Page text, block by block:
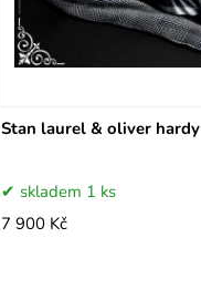
Stan laurel & oliver hardy
skladem 1 ks
7 900 Kč